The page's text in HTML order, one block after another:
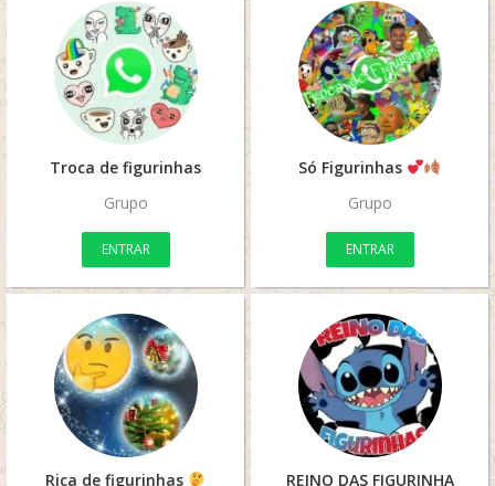
Troca de figurinhas
Grupo
ENTRAR
Só Figurinhas
Grupo
ENTRAR
Rica de figurinhas
REINO DAS FIGURINHA